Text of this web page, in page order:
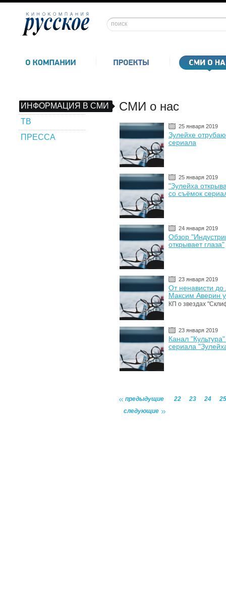
ИНФОРМАЦИЯ В СМИ
ТВ
ПРЕССА
СМИ о нас
25 января 2019
Зулейхе
сериала
25 января 2019
"Зулейха
со съёмок
24 января 2019
Обзор
открывает глаза"
23 января 2019
От ненависти
Максим Аверин
КП о звездах
23 января 2019
Канал
сериала
предыдущие 22 23 24
25
следующие